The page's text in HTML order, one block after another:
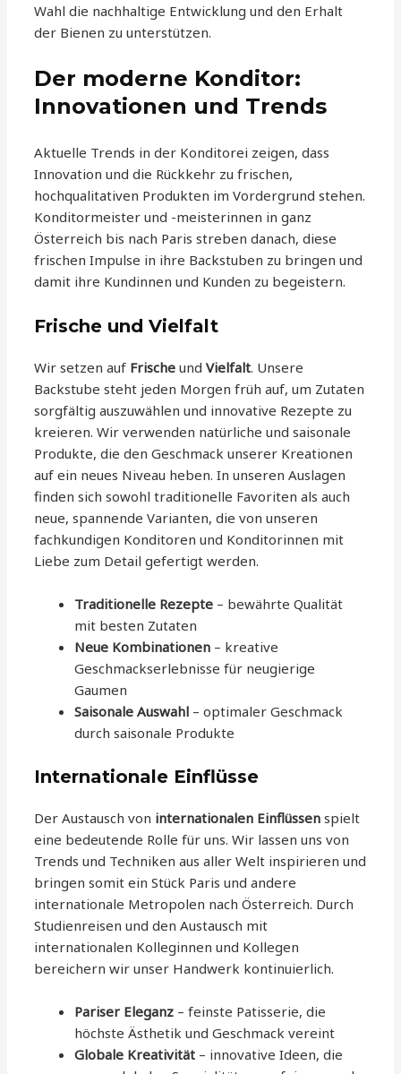
Wahl die nachhaltige Entwicklung und den Erhalt
der Bienen zu unterstützen.
Der moderne Konditor:
Innovationen und Trends
Aktuelle Trends in der Konditorei zeigen, dass
Innovation und die Rückkehr zu frischen,
hochqualitativen Produkten im Vordergrund stehen.
Konditormeister und -meisterinnen in ganz
Österreich bis nach Paris streben danach, diese
frischen Impulse in ihre Backstuben zu bringen und
damit ihre Kundinnen und Kunden zu begeistern.
Frische und Vielfalt
Wir setzen auf Frische undVielfalt. Unsere
Backstube steht jeden Morgen früh auf, um Zutaten
sorgfältig auszuwählen und innovative Rezepte zu
kreieren. Wir verwenden natürliche und saisonale
Produkte, die den Geschmack unserer Kreationen
auf ein neues Niveau heben. In unseren Auslagen
finden sich sowohl traditionelle Favoriten als auch
neue, spannende Varianten, die von unseren
fachkundigen Konditoren und Konditorinnen mit
Liebe zum Detail gefertigt werden.
Traditionelle Rezepte – bewährte Qualität
mit besten Zutaten
Neue Kombinationen – kreative
Geschmackserlebnisse für neugierige
Gaumen
Saisonale Auswahl – optimaler Geschmack
durch saisonale Produkte
Internationale Einflüsse
Der Austausch von internationalen Einflüssen spielt
eine bedeutende Rolle für uns. Wir lassen uns von
Trends und Techniken aus aller Welt inspirieren und
bringen somit ein Stück Paris und andere
internationale Metropolen nach Österreich. Durch
Studienreisen und den Austausch mit
internationalen Kolleginnen und Kollegen
bereichern wir unser Handwerk kontinuierlich.
Pariser Eleganz – feinste Patisserie, die
höchste Ästhetik und Geschmack vereint
Globale Kreativität – innovative Ideen, die